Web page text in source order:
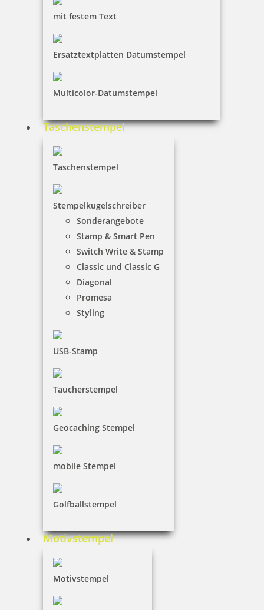
mit festem Text
Ersatztextplatten Datumstempel
Multicolor-Datumstempel
Taschenstempel
Taschenstempel
Stempelkugelschreiber
Sonderangebote
Stamp & Smart Pen
Switch Write & Stamp
Classic und Classic G
Diagonal
Promesa
Styling
USB-Stamp
Taucherstempel
Geocaching Stempel
mobile Stempel
Golfballstempel
Motivstempel
Motivstempel